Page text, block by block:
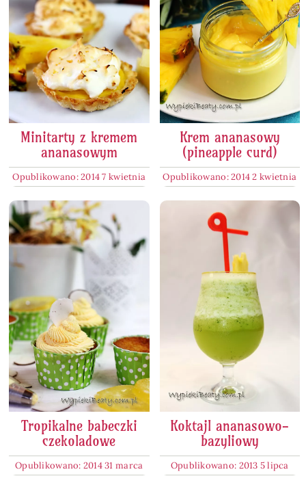
Minitarty z kremem
ananasowym
Opublikowano: 2014 7 kwietnia
Krem ananasowy
(pineapple curd)
Opublikowano: 2014 2 kwietnia
Tropikalne babeczki
czekoladowe
Opublikowano: 2014 31 marca
Koktajl ananasowo-
bazyliowy
Opublikowano: 2013 5 lipca